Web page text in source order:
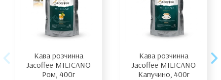
Кава розчинна
Jacoffee MILICANO
Ром, 400г
Кава розчинна
Jacoffee MILICANO
Капучино, 400г